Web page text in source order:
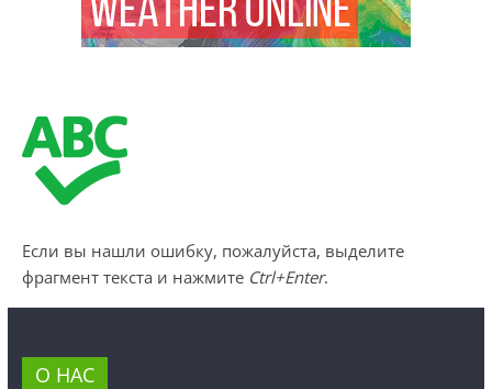
Если вы нашли ошибку, пожалуйста, выделите
фрагмент текста и нажмите Ctrl+Enter.
О НАС